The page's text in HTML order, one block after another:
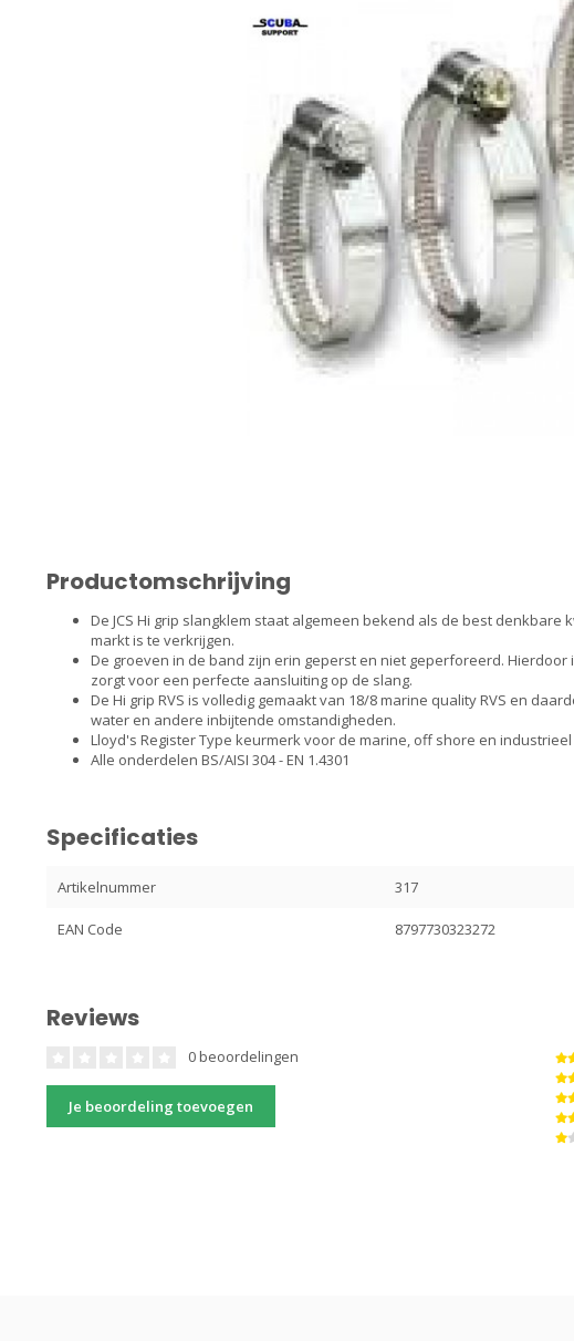
Productomschrijving
De JCS Hi grip slangklem staat algemeen bekend als de best denkbare
markt is te verkrijgen.
De groeven in de band zijn erin geperst en niet geperforeerd.
zorgt voor een perfecte aansluiting op de slang.
De Hi grip RVS is volledig gemaakt van 18/8 marine quality RVS en
water en andere inbijtende omstandigheden.
Lloyd's Register Type keurmerk voor de marine, off shore en
Alle onderdelen BS/AISI 304 - EN 1.4301
Specificaties
Artikelnummer 317
EAN Code 8797730323272
Reviews
0 beoordelingen
Je beoordeling toevoegen